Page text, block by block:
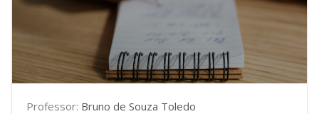
Professor: Bruno de Souza Toledo